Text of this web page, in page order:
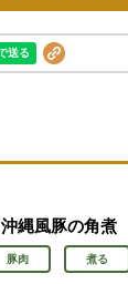
沖縄風豚の角煮
豚肉 煮る